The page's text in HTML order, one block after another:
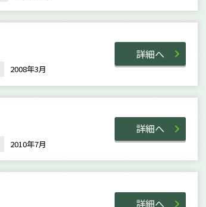
2008年3月
詳細へ
2010年7月
詳細へ
詳細へ